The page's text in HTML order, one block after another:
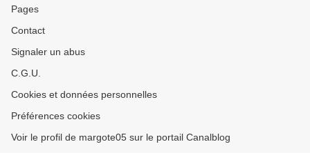
Pages
Contact
Signaler un abus
C.G.U.
Cookies et données personnelles
Préférences cookies
Voir le profil de margote05 sur le portail Canalblog